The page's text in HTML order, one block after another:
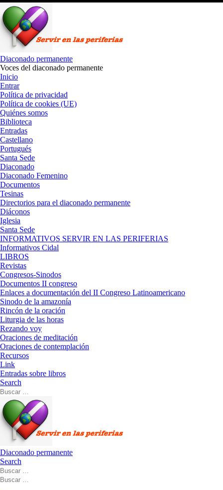
Saltar
al
contenido
Diaconado permanente
Voces del diaconado permanente
Inicio
Entrar
Política de privacidad
Política de cookies (UE)
Quiénes somos
Biblioteca
Entradas
Castellano
Portugués
Santa Sede
Diaconado
Diaconado Femenino
Documentos
Tesinas
Directorios para el diaconado permanente
Diáconos
Iglesia
Santa Sede
INFORMATIVOS SERVIR EN LAS PERIFERIAS
Informativos Cidal
LIBROS
Revistas
Congresos-Sinodos
Documentos II congreso
Enlaces a documentación del II Congreso Latinoamericano
Sinodo de la amazonía
Rincón de la oración
Liturgia de las horas
Rezando voy
Oraciones de meditación
Oraciones de contemplación
Recursos
Link
Entradas sobre libros
Search
Buscar
Diaconado permanente
Search
Buscar
Buscar